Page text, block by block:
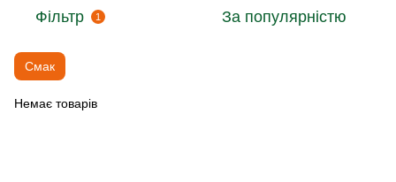
Фільтр 1 За популярністю
Смак
Немає товарів